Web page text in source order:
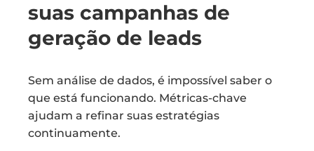
suas campanhas de
geração de leads
Sem análise de dados, é impossível saber o
que está funcionando. Métricas-chave
ajudam a refinar suas estratégias
continuamente.